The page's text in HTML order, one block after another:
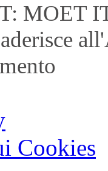
MOET
Cookies